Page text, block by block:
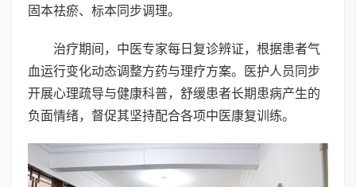
固本祛瘀、标本同步调理。
治疗期间，中医专家每日复诊辨证，根据患者气
血运行变化动态调整方药与理疗方案。医护人员同步
开展心理疏导与健康科普，舒缓患者长期患病产生的
负面情绪，督促其坚持配合各项中医康复训练。